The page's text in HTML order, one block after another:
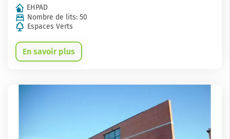
EHPAD
Nombre de lits: 50
Espaces Verts
En savoir plus